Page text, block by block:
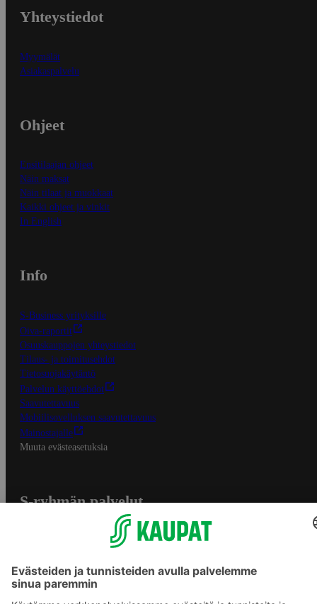
Yhteystiedot
Myymälät
Asiakaspalvelu
Ohjeet
Ensitilaajan ohjeet
Näin maksat
Näin tilaat ja muokkaat
Kaikki ohjeet ja vinkit
In English
Info
S-Business yrityksille
Oiva-raportit
Osuuskauppojen yhteystiedot
Tilaus- ja toimitusehdot
Tietosuojakäytäntö
Palvelun käyttöehdot
Saavutettavuus
Mobiilisovelluksen saavutettavuus
Mainostajalle
Muuta evästeasetuksia
S-ryhmän palvelut
Yhteishyvä Ruoka -sovellus
S-ostoslista -sovellus